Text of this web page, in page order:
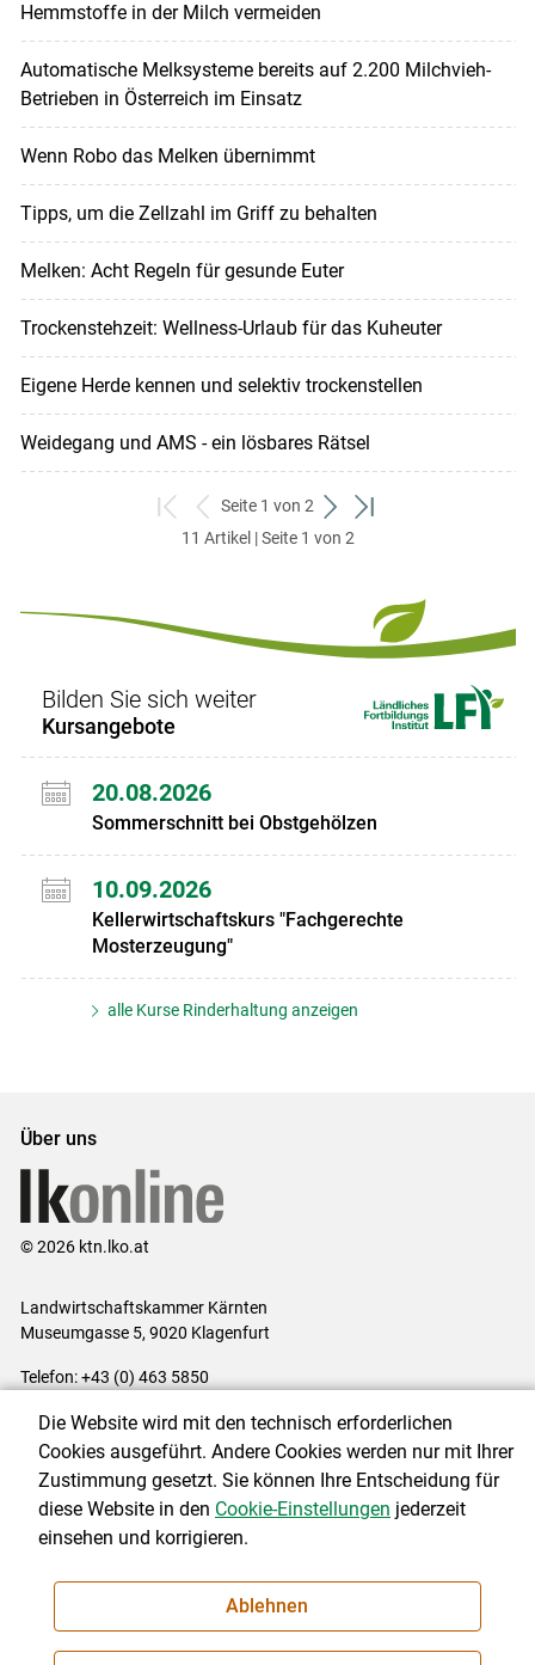
Hemmstoffe in der Milch vermeiden
Automatische Melksysteme bereits auf 2.200 Milchvieh-
Betrieben in Österreich im Einsatz
Wenn Robo das Melken übernimmt
Tipps, um die Zellzahl im Griff zu behalten
Melken: Acht Regeln für gesunde Euter
Trockenstehzeit: Wellness-Urlaub für das Kuheuter
Eigene Herde kennen und selektiv trockenstellen
Weidegang und AMS - ein lösbares Rätsel
zum
ersten
zurück
zum
Seite 1 von 2
weiter
zum
zum
11 Artikel | Seite 1 von 2
Bilden Sie sich weiter
Kursangebote
20.08.2026
Sommerschnitt bei Obstgehölzen
10.09.2026
Kellerwirtschaftskurs "Fachgerechte
Mosterzeugung"
alle Kurse Rinderhaltung anzeigen
Über uns
© 2026 ktn.lko.at
Landwirtschaftskammer Kärnten
Museumgasse 5, 9020 Klagenfurt
Telefon: +43 (0) 463 5850
Impressum|Kontakt|Datenschutzerklärung|Barrierefreiheit|
Cookie-Einstellungen
NEWSLETTER
Die Website wird mit den technisch erforderlichen
Cookies ausgeführt. Andere Cookies werden nur mit Ihrer
Zustimmung gesetzt. Sie können Ihre Entscheidung für
diese Website in den Cookie-Einstellungen jederzeit
einsehen und korrigieren.
Ablehnen